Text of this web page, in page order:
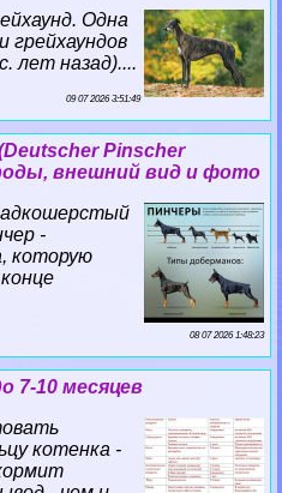
Одна
грейхаундов
лет назад)....
09 07 2026 3:51:49
Pinscher
внешний вид и фото
-
которую
08 07 2026 1:48:23
7-10 месяцев
котенка -